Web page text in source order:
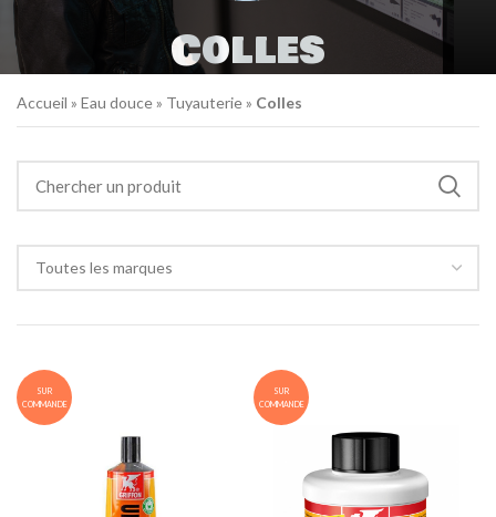
Colles
Accueil » Eau douce» Tuyauterie» Colles
Toutes les marques
SUR
COMMANDE
SUR
COMMANDE